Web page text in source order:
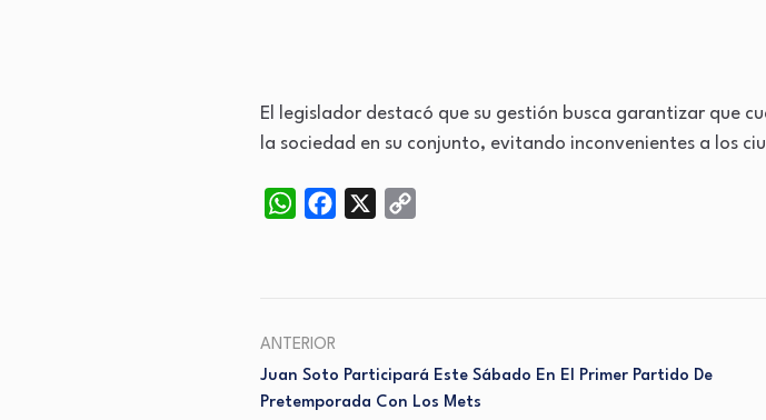
El legislador destacó que su gestión busca garantizar que
la sociedad en su conjunto, evitando inconvenientes a los
WhatsAppFacebook
ANTERIOR
Juan Soto Participará Este Sábado En El Primer Partido De
Pretemporada Con Los Mets